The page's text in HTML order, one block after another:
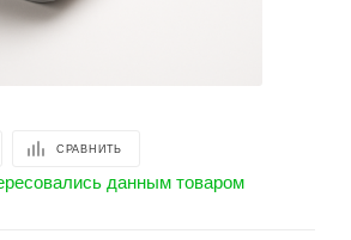
СРАВНИТЬ
данным товаром